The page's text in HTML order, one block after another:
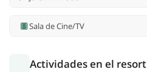
Sala de Cine/TV
Actividades en el resort